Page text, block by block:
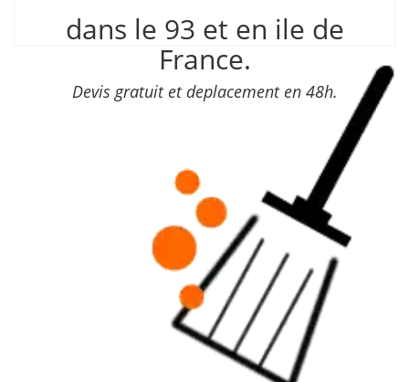
dans le 93 et en ile de
France.
Devis gratuit et deplacement en 48h.